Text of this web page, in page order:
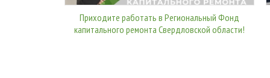
Приходите работать в Региональный Фонд
капитального ремонта Свердловской области!